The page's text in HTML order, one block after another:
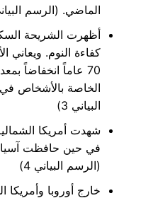
الماضي. (الرسم البياني
أظهرت الشريحة
كفاءة النوم. ويعاني
70 عاماً انخفاضاً
الخاصة بالأشخاص
البياني 3)
شهدت أمريكا
في حين حافظت آسيا
(الرسم البياني 4)
خارج أوروبا وأمريكا